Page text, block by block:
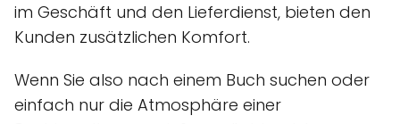
im Geschäft und den Lieferdienst, bieten den
Kunden zusätzlichen Komfort.
Wenn Sie also nach einem Buch suchen oder
einfach nur die Atmosphäre einer